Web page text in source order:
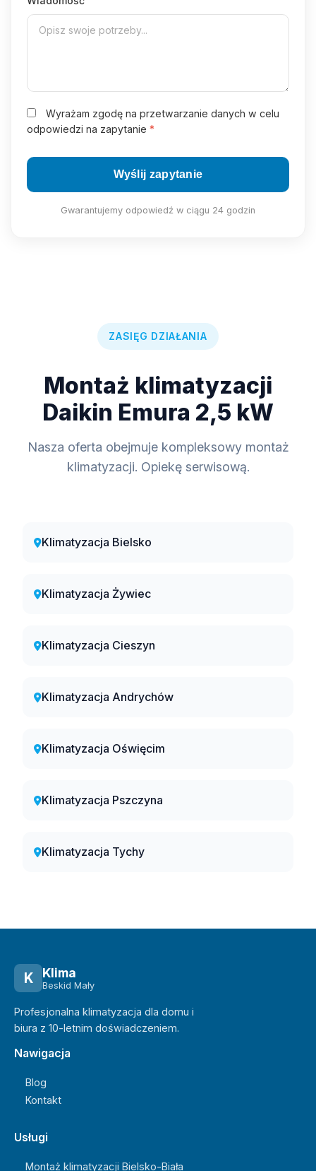
Wyrażam zgodę na przetwarzanie danych w celu
odpowiedzi na zapytanie *
Wyślij zapytanie
Gwarantujemy odpowiedź w ciągu 24 godzin
ZASIĘG DZIAŁANIA
Montaż klimatyzacji
Daikin Emura 2,5 kW
Nasza oferta obejmuje kompleksowy montaż
klimatyzacji. Opiekę serwisową.
Klimatyzacja Bielsko
Klimatyzacja Żywiec
Klimatyzacja Cieszyn
Klimatyzacja Andrychów
Klimatyzacja Oświęcim
Klimatyzacja Pszczyna
Klimatyzacja Tychy
K Klima
Beskid Mały
Profesjonalna klimatyzacja dla domu i
biura z 10-letnim doświadczeniem.
Nawigacja
Blog
Kontakt
Usługi
Montaż klimatyzacji Bielsko-Biała